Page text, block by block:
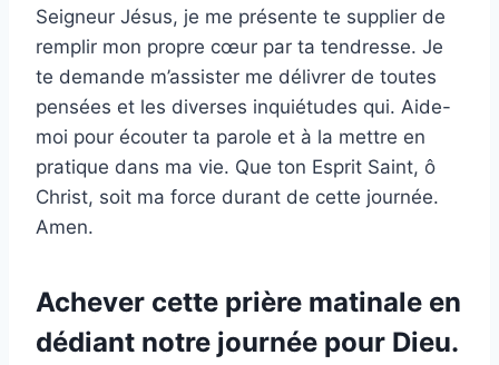
Seigneur Jésus, je me présente te supplier de
remplir mon propre cœur par ta tendresse. Je
te demande m’assister me délivrer de toutes
pensées et les diverses inquiétudes qui. Aide-
moi pour écouter ta parole et à la mettre en
pratique dans ma vie. Que ton Esprit Saint, ô
Christ, soit ma force durant de cette journée.
Amen.
Achever cette prière matinale en
dédiant notre journée pour Dieu.